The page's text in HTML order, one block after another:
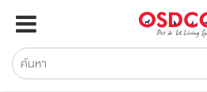
หน้าแรก
แบรนด์
รีวิว